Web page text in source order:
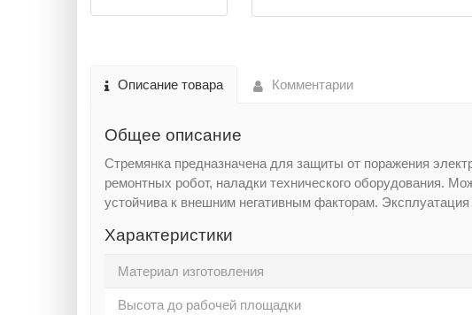
Описание товара Комментарии
Общее описание
Стремянка предназначена для защиты от поражения
ремонтных робот, наладки технического оборудования.
устойчива к внешним негативным факторам.
Характеристики
Материал изготовления
Высота до рабочей площадки